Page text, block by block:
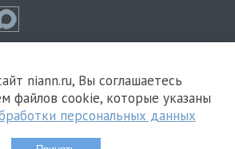
niann.ru, Вы соглашаетесь
файлов cookie, которые указаны
персональных данных